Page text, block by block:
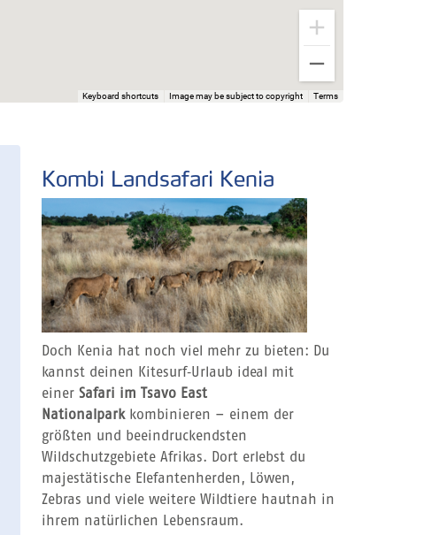
Keyboard shortcuts Image may be subject to copyright Terms
Kombi Landsafari Kenia
Doch Kenia hat noch viel mehr zu bieten: Du
kannst deinen Kitesurf‑Urlaub ideal mit
einer Safari im Tsavo East
Nationalpark kombinieren – einem der
größten und beeindruckendsten
Wildschutzgebiete Afrikas. Dort erlebst du
majestätische Elefantenherden, Löwen,
Zebras und viele weitere Wildtiere hautnah in
ihrem natürlichen Lebensraum.